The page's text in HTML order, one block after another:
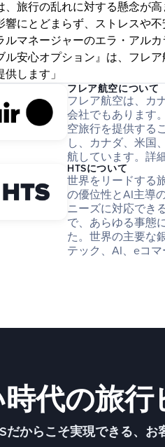
、旅行の乱れに対する懸念が
響にとどまらず、ストレスや
ルマネージャーのエラ・アル
ル安心オプション』は、フレ
供します」
フレア航空について
フレア航空は、カ
会社でもあります
空旅行を提供する
し、カナダ、米国
航しています。詳
HTSについて
世界をリードする
の優位性とAI主導
ニーズに対応でき
で、あらゆる事態
た。世界の主要な
テック、AI、eコ
代の旅行
だからこそ実現できる、お